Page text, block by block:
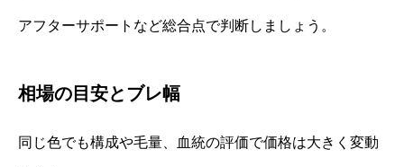
アフターサポートなど総合点で判断しましょう。
相場の目安とブレ幅
同じ色でも構成や毛量、血統の評価で価格は大きく変動